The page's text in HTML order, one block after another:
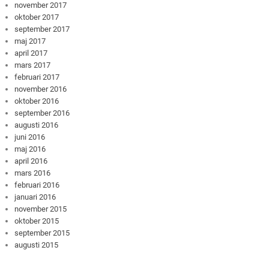
november 2017
oktober 2017
september 2017
maj 2017
april 2017
mars 2017
februari 2017
november 2016
oktober 2016
september 2016
augusti 2016
juni 2016
maj 2016
april 2016
mars 2016
februari 2016
januari 2016
november 2015
oktober 2015
september 2015
augusti 2015